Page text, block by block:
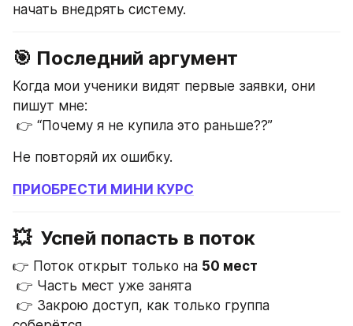
начать внедрять систему.
🎯 Последний аргумент
Когда мои ученики видят первые заявки, они
пишут мне:
👉 “Почему я не купила это раньше??”
Не повторяй их ошибку.
ПРИОБРЕСТИ МИНИ КУРС
💥  Успей попасть в поток
👉 Поток открыт только на 50 мест
👉 Часть мест уже занята